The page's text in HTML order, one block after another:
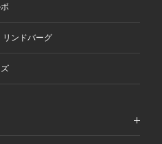
リンドバーグ